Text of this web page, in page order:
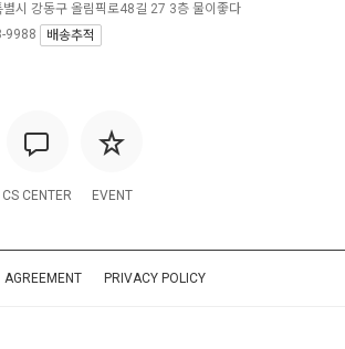
CS CENTER EVENT
시 강동구 올림픽로48길 27 3층 물이좋다
9988
배송추적
AGREEMENT PRIVACY POLICY